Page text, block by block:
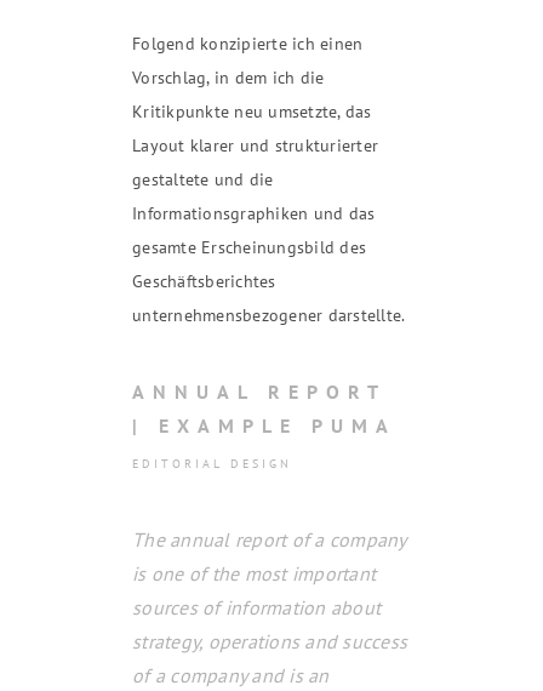
Folgend konzipierte ich einen
Vorschlag, in dem ich die
Kritikpunkte neu umsetzte, das
Layout klarer und strukturierter
gestaltete und die
Informationsgraphiken und das
gesamte Erscheinungsbild des
Geschäftsberichtes
unternehmensbezogener darstellte.
ANNUAL REPORT
| EXAMPLE PUMA
EDITORIAL DESIGN
The annual report of a company
is one of the most important
sources of information about
strategy, operations and success
of a company and is an